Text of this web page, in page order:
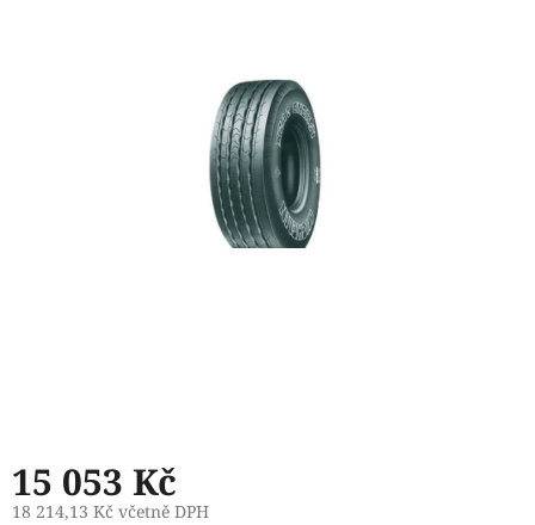
15 053 Kč
18 214,13 Kč včetně DPH